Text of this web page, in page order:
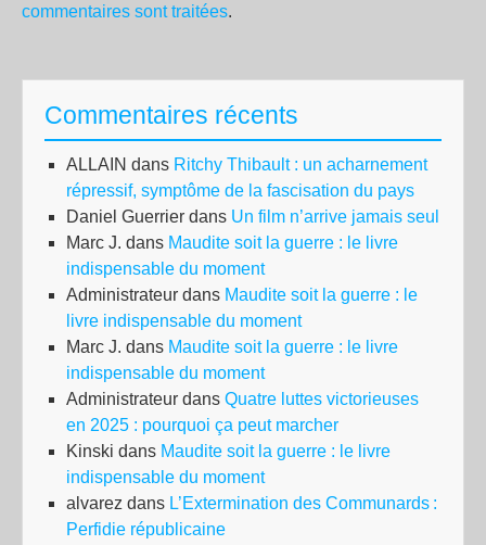
commentaires sont traitées.
Commentaires récents
ALLAIN dans Ritchy Thibault : un acharnement
répressif, symptôme de la fascisation du pays
Daniel Guerrier dans Un film n’arrive jamais seul
Marc J. dans Maudite soit la guerre : le livre
indispensable du moment
Administrateur dans Maudite soit la guerre : le
livre indispensable du moment
Marc J. dans Maudite soit la guerre : le livre
indispensable du moment
Administrateur dans Quatre luttes victorieuses
en 2025 : pourquoi ça peut marcher
Kinski dans Maudite soit la guerre : le livre
indispensable du moment
alvarez dans L’Extermination des Communards :
Perfidie républicaine